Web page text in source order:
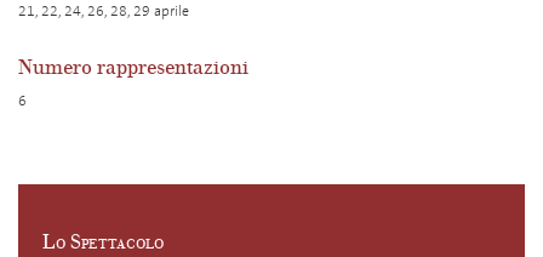
21, 22, 24, 26, 28, 29 aprile
Numero rappresentazioni
6
Lo Spettacolo